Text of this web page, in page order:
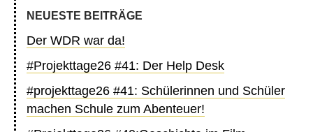
NEUESTE BEITRÄGE
Der WDR war da!
#Projekttage26 #41: Der Help Desk
#projekttage26 #41: Schülerinnen und Schüler
machen Schule zum Abenteuer!